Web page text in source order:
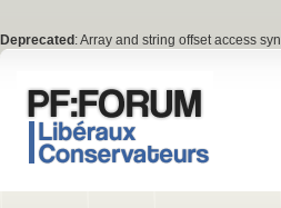
Deprecated : Array and string offset access